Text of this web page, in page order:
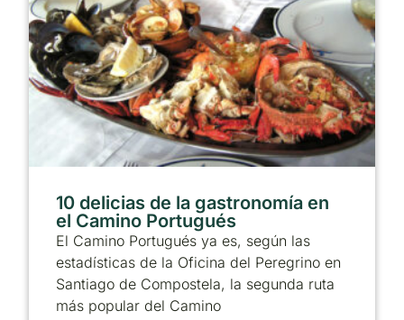
10 delicias de la gastronomía en
el Camino Portugués
El Camino Portugués ya es, según las
estadísticas de la Oficina del Peregrino en
Santiago de Compostela, la segunda ruta
más popular del Camino